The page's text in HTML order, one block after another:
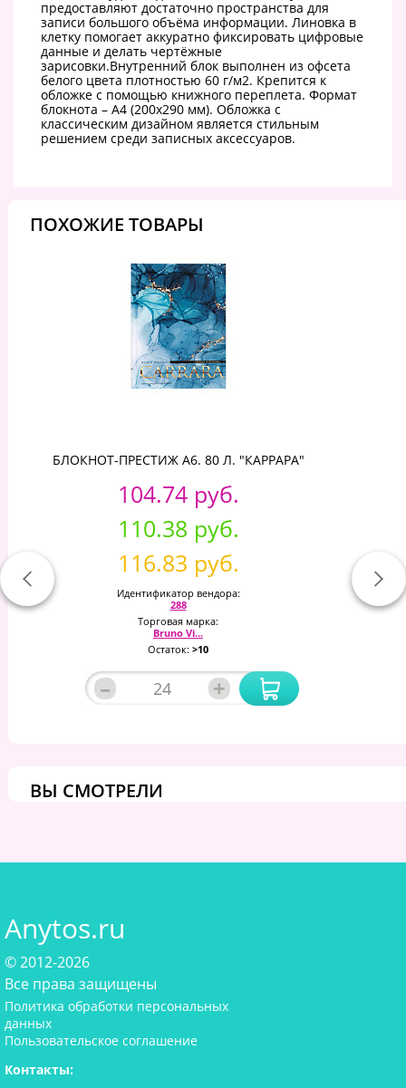
предоставляют достаточно пространства для
записи большого объёма информации. Линовка в
клетку помогает аккуратно фиксировать цифровые
данные и делать чертёжные
зарисовки.Внутренний блок выполнен из офсета
белого цвета плотностью 60 г/м2. Крепится к
обложке с помощью книжного переплета. Формат
блокнота – А4 (200х290 мм). Обложка с
классическим дизайном является стильным
решением среди записных аксессуаров.
ПОХОЖИЕ ТОВАРЫ
БЛОКНОТ-ПРЕСТИЖ А6. 80 Л. "КАРРАРА"
104.74 руб.
110.38 руб.
116.83 руб.
Идентификатор вендора:
288
Торговая марка:
Bruno Vi...
Остаток: >10
– +
ВЫ СМОТРЕЛИ
Anytos.ru
© 2012-2026
Все права защищены
Политика обработки персональных
данных
Пользовательское соглашение
Контакты: